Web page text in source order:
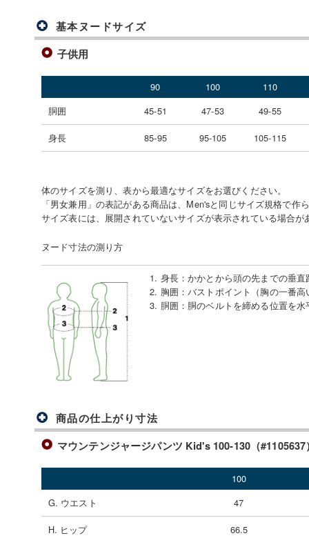
基本ヌードサイズ
子供用
90 100
110
胴囲
45-51 47-53 49-55
身長 85-95 95-105 105-115
体のサイズを測り、表から最適なサイズをお選びください。
「男女兼用」の表記がある商品は、Men'sと同じサイズ規格で作
サイズ表には、展開されていないサイズが表示されている場合が
ヌード寸法の測り方
1. 身長 ：かかとから頭の先までの垂直
2. 胸囲 ：バストポイント（胸の一番
3. 胴囲 ： 胴のベルトを締める位置を
商品の仕上がり寸法
マウンテンジャージパンツ Kid's 100-130（#1105637
100
G. ウエスト
47
H. ヒップ 66.5